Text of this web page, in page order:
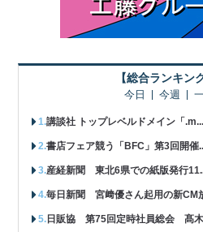
【総合ランキン
今日 今週
講談社 トップレベルドメイン「.m...
書店フェア競う「BFC」第3回開催
産経新聞 東北6県での紙版発行
毎日新聞 宮﨑優さん起用の新CM
日販協 第75回定時社員総会 髙